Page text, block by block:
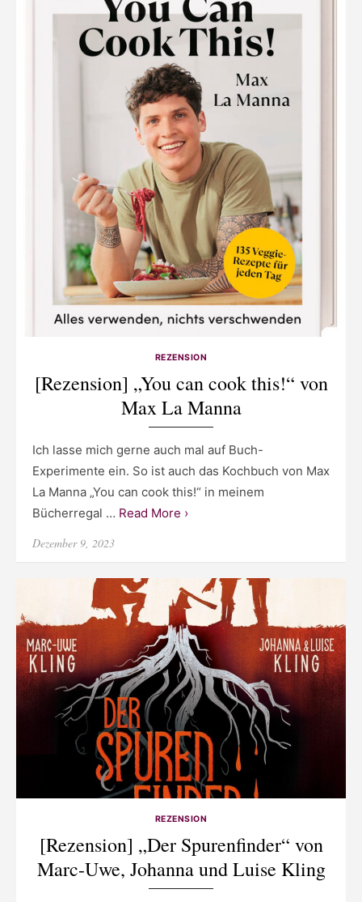
REZENSION
[Rezension] „You can cook this!“ von
Max La Manna
Ich lasse mich gerne auch mal auf Buch-
Experimente ein. So ist auch das Kochbuch von Max
La Manna „You can cook this!“ in meinem
Bücherregal … Read More ›
Posted
Dezember 9, 2023
REZENSION
[Rezension] „Der Spurenfinder“ von
Marc-Uwe, Johanna und Luise Kling